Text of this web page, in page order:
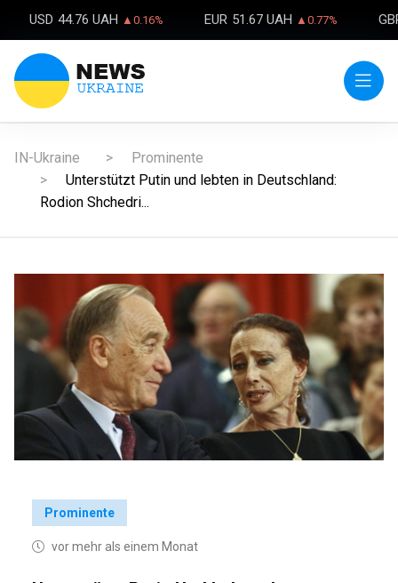
USD 44.76 UAH ▲0.16% EUR 51.67 UAH ▲0.77%
IN-Ukraine
Prominente
Unterstützt Putin und lebten in Deutschland:
Rodion Shchedri...
Prominente
vor mehr als einem Monat